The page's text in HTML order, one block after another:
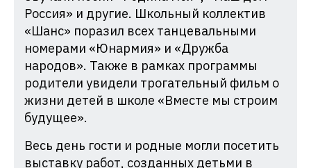
Россия» и другие. Школьный коллектив
«Шанс» поразил всех танцевальными
номерами «Юнармия» и «Дружба
народов». Также в рамках программы
родители увидели трогательный фильм о
жизни детей в школе «Вместе мы строим
будущее».
Весь день гости и родные могли посетить
выставку работ, созданных детьми в